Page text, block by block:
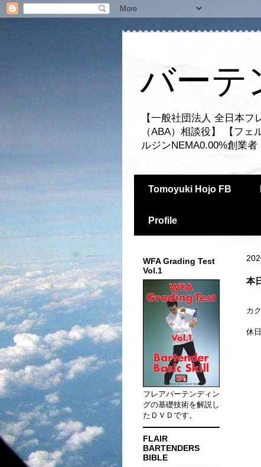
バーテ
【一般社団法人 全日本
（ABA）相談役】 【フ
ルジンNEMA0.00%創業
Tomoyuki Hojo FB
Profile
本
カ
休
WFA Grading Test
Vol.1
フレアバーテンディン
グの基礎技術を解説し
たＤＶＤです。
FLAIR
BARTENDERS
BIBLE